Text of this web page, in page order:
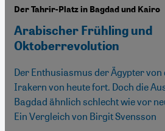
Der Tahrir-Platz in Bagdad und Kairo
Arabischer Frühling und
Oktoberrevolution
Der Enthusiasmus der Ägypter
Irakern von heute fort. Doch die
Bagdad ähnlich schlecht wie vor
Ein Vergleich von Birgit Svensson